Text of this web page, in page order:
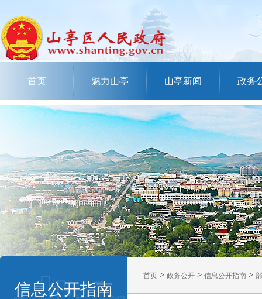
首页 魅力山亭 山亭新闻 政务
信息公开指南
首页 > 政务公开 > 信息公开指南 >